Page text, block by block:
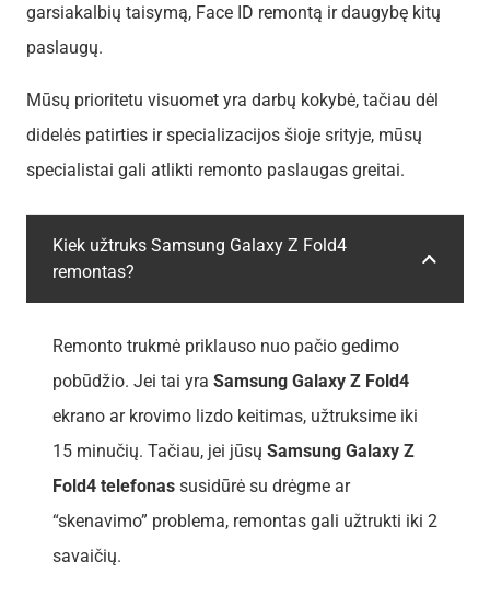
garsiakalbių taisymą, Face ID remontą ir daugybę kitų
paslaugų.
Mūsų prioritetu visuomet yra darbų kokybė, tačiau dėl
didelės patirties ir specializacijos šioje srityje, mūsų
specialistai gali atlikti remonto paslaugas greitai.
Kiek užtruks Samsung Galaxy Z Fold4
remontas?
Remonto trukmė priklauso nuo pačio gedimo
pobūdžio. Jei tai yra Samsung Galaxy Z Fold4
ekrano ar krovimo lizdo keitimas, užtruksime iki
15 minučių. Tačiau, jei jūsų Samsung Galaxy Z
Fold4 telefonas susidūrė su drėgme ar
“skenavimo” problema, remontas gali užtrukti iki 2
savaičių.